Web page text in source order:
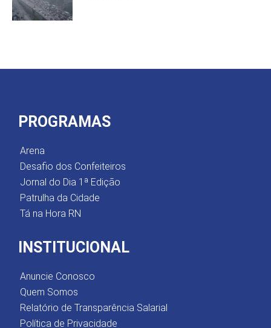
PROGRAMAS
Arena
Desafio dos Confeiteiros
Jornal do Dia 1ª Edição
Patrulha da Cidade
Tá na Hora RN
INSTITUCIONAL
Anuncie Conosco
Quem Somos
Relatório de Transparência Salarial
Política de Privacidade